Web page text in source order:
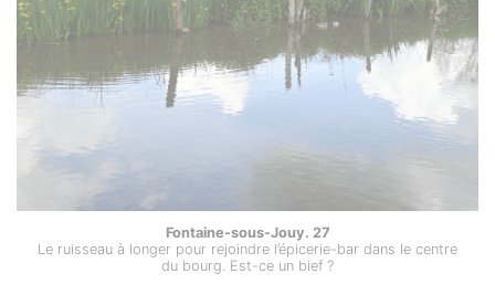
Fontaine-sous-Jouy. 27
Le ruisseau à longer pour rejoindre l’épicerie-bar dans le centre
du bourg. Est-ce un bief ?